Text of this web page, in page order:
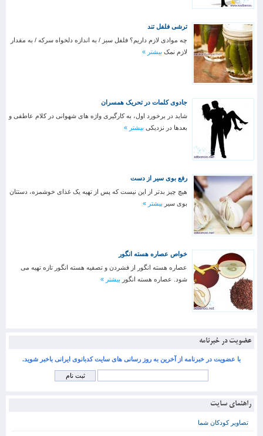
ترشی فلفل تند
چه موادی لازم داریم؟ فلفل سبز / به اندازه دلخواه سرکه / به مقدار
لازم نمک بیشتر »
جادوی کلمات در تحریک همسران
شاید در برخورد اول، به کارگیری واژه های شهوانی در کلام عاطفی و
بعدها در نزدیکی بیشتر »
رفع بوی سیر از دست
هیچ چیز بدتر از این نیست که پس از تهیه یک غذای خوشمزه، دستتان
بوی سیر بیشتر »
خواص عصاره هسته انگور
عصاره هسته انگور از فشردن و تصفیه هسته انگور تازه تهیه می
شود. عصاره هسته انگور بیشتر »
عضویت در خبرنامه
با عضویت در خبرنامه از آخرین به روز رسانی های سایت کدبانوی ایرانی باخبر شوید.
راهنمای سایت
تصاویر کودکان شما